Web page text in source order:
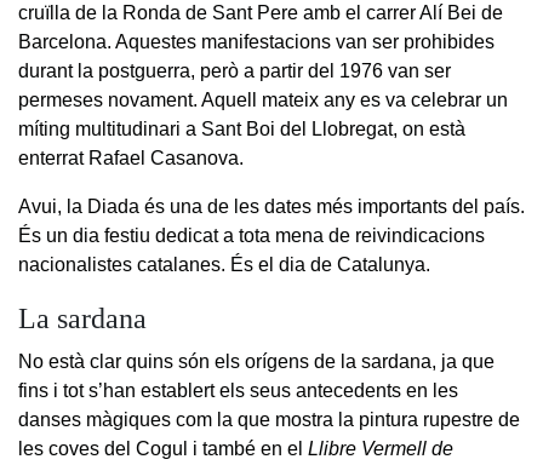
cruïlla de la Ronda de Sant Pere amb el carrer Alí Bei de
Barcelona. Aquestes manifestacions van ser prohibides
durant la postguerra, però a partir del 1976 van ser
permeses novament. Aquell mateix any es va celebrar un
míting multitudinari a Sant Boi del Llobregat, on està
enterrat Rafael Casanova.
Avui, la Diada és una de les dates més importants del país.
És un dia festiu dedicat a tota mena de reivindicacions
nacionalistes catalanes. És el dia de Catalunya.
La sardana
No està clar quins són els orígens de la sardana, ja que
fins i tot s’han establert els seus antecedents en les
danses màgiques com la que mostra la pintura rupestre de
les coves del Cogul i també en el Llibre Vermell de